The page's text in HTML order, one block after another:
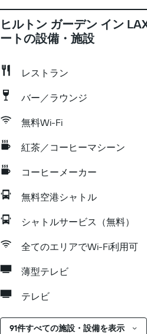
ヒルトン ガーデン イン
ートの設備・施設
レストラン
バー／ラウンジ
無料Wi-Fi
紅茶／コーヒーマシーン
コーヒーメーカー
無料空港シャトル
シャトルサービス（無料）
全てのエリアでWi-Fi利用可
薄型テレビ
テレビ
91件すべての施設・設備を表示